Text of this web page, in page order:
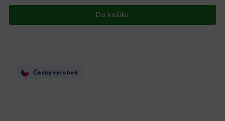
Do košíku
Český výrobek